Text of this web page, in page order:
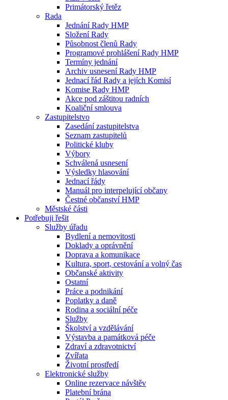
Primátorský řetěz
Rada
Jednání Rady HMP
Složení Rady
Působnost členů Rady
Programové prohlášení Rady HMP
Termíny jednání
Archiv usnesení Rady HMP
Jednací řád Rady a jejích Komisí
Komise Rady HMP
Akce pod záštitou radních
Koaliční smlouva
Zastupitelstvo
Zasedání zastupitelstva
Seznam zastupitelů
Politické kluby
Výbory
Schválená usnesení
Výsledky hlasování
Jednací řády
Manuál pro interpelující občany
Čestné občanství HMP
Městské části
Potřebuji řešit
Služby úřadu
Bydlení a nemovitosti
Doklady a oprávnění
Doprava a komunikace
Kultura, sport, cestování a volný čas
Občanské aktivity
Ostatní
Práce a podnikání
Poplatky a daně
Rodina a sociální péče
Služby
Školství a vzdělávání
Výstavba a památková péče
Zdraví a zdravotnictví
Zvířata
Životní prostředí
Elektronické služby
Online rezervace návštěv
Platební brána